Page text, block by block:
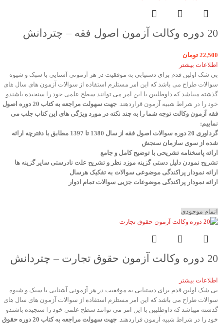
20 دوره وکالت آزمون اصول فقه – چتردانش
22,500 تومان
اطلاعات بیشتر
بی شک اولین قدم برای دستیابی به موفقیت در هر آزمونی آشنایی با سبک و شیوه
سوالات طراح می باشد که این امر مستلزم استفاده از سوالات آزمون های سال های
گذشته میباشد که داوطلبین با این امر می توانند سطح علمی خود را سنجیده باشندو
خود را در شراط شبیه آزمون قراردهند.
جهت سهولت مراجعه به کتاب 20 دوره اصول
فقه آزمون وکالت توجه شما را به چند نکته در مورد ویژگی های این کتاب جلب می
نماییم:
گرداوری 20 دوره سوالات اصول فقه از سال 1380 تا 1397 مطابق با دفترچه ارائه
شده از سوی سازمان سنجش
ارائه پاسخنامه تشریحی با توضیح کامل و جامع
تشریح نمودن دلیل دستی گزینه موزد نظر و تشریح علت نادرستی سایر گزینه ها
ارائه نمودار پراکندگی موضوعی سوالات به تفکیک هرسال
رائه نمودار پراکندگی موضوعات جزیی سوالات تمام ادوار
اتمام موجودی
20 دوره وکالت آزمون حقوق تجارت – چتردانش
اطلاعات بیشتر
بی شک اولین قدم برای دستیابی به موفقیت در هر آزمونی آشنایی با سبک و شیوه
سوالات طراح می باشد که این امر مستلزم استفاده از سوالات آزمون های سال های
گذشته میباشد که داوطلبین با این امر می توانند سطح علمی خود را سنجیده باشندو
خود را در شراط شبیه آزمون قراردهند.
جهت سهولت مراجعه به کتاب 20 دوره حقوق